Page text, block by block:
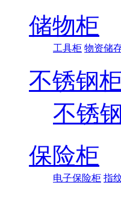
储物柜
工具柜 物资储
不锈钢
不锈
保险柜
电子保险柜 指